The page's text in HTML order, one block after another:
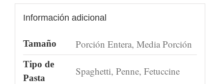
Información adicional
Tamaño Porción Entera, Media Porción
Tipo de
Pasta
Spaghetti, Penne, Fetuccine